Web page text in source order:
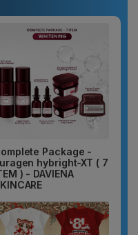
Package -
hybright-XT ( 7
) - DAVIENA